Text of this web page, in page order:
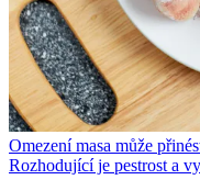
Omezení masa může
Rozhodující je pestrost a